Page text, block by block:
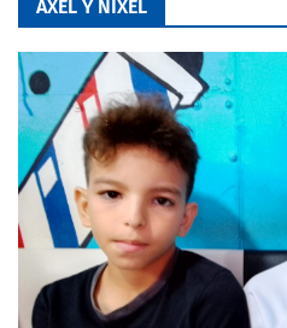
AXEL Y NIXEL